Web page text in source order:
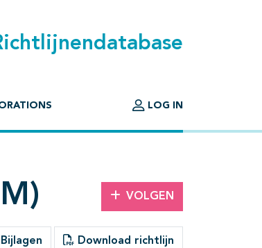
LOG IN
VOLGEN
Bijlagen Download richtlijn